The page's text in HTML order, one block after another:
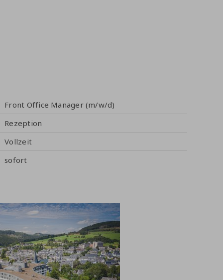
Front Office Manager (m/w/d)
Rezeption
Vollzeit
sofort